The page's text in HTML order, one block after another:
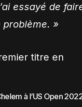
essayé de
problème. »
à l’US Open